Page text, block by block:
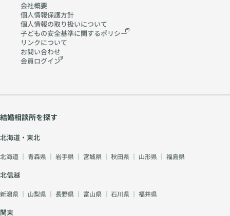
会社概要
個人情報保護方針
個人情報の取り扱いについて
子どもの安全基準に関するポリシー
リンクについて
お問い合わせ
会員ログイン
結婚相談所を探す
北海道・東北
北海道 ｜ 青森県 ｜ 岩手県 ｜ 宮城県 ｜ 秋田県 ｜ 山形県 ｜ 福島県
北信越
新潟県 ｜ 山梨県 ｜ 長野県 ｜ 富山県 ｜ 石川県 ｜ 福井県
関東